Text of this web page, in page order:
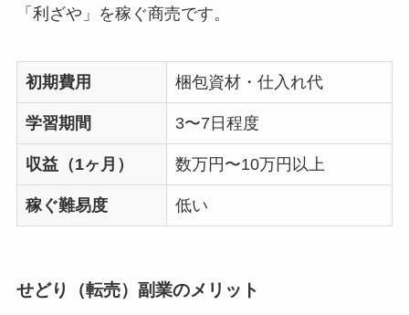
「利ざや」を稼ぐ商売です。
初期費用 梱包資材・仕入れ代
学習期間 3〜7日程度
収益（1ヶ月） 数万円〜10万円以上
稼ぐ難易度 低い
せどり（転売）副業のメリット